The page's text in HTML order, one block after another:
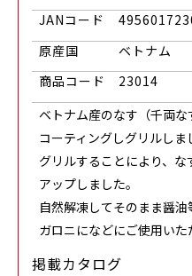
JANコード
原産国
ベトナム
商品コード
23014
ベトナム産のなす（千両
コーティングしグリルしま
グリルすることにより、
アップしました。
自然解凍してそのまま醤油
ガロニになどにご使用いた
掲載カタログ